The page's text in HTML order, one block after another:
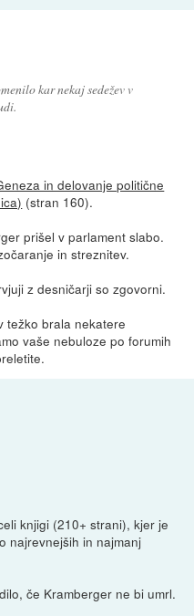
kar nekaj sedežev v
in delovanje politične
(stran 160).
prišel v parlament slabo.
in streznitev.
z desničarji so zgovorni.
težko brala nekatere
vaše nebuloze po forumih
knjigi (210+ strani), kjer je
najrevnejših in najmanj
če Kramberger ne bi umrl.